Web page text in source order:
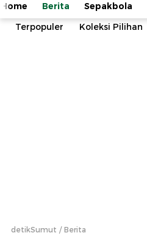
Home Berita Sepakbola
Terpopuler
Koleksi Pilihan
detikSumut Berita